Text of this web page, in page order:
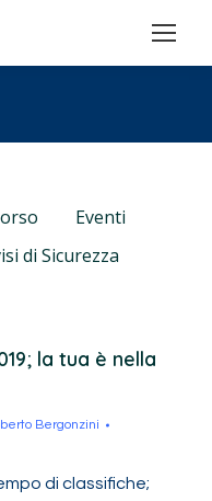
Eventi
di Sicurezza
la tua è nella
Bergonzini
di classifiche;